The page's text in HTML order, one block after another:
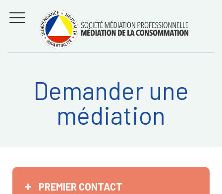
Régler les litiges
entre
consommateurs et
professionnels avec
la médiation de la
consommation
MENU
Recherche
Demander une
médiation
PREMIER CONTACT